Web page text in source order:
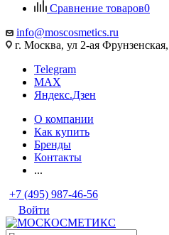
Сравнение товаров0
info@moscosmetics.ru
г. Москва, ул 2-ая
Telegram
MAX
Яндекс.Дзен
О компании
Как купить
Бренды
Контакты
...
+7 (495) 987-46-56
Войти